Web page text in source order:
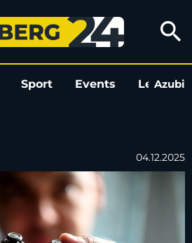
in Bad
search
Sport Events LeoAzubi
04.12.2025